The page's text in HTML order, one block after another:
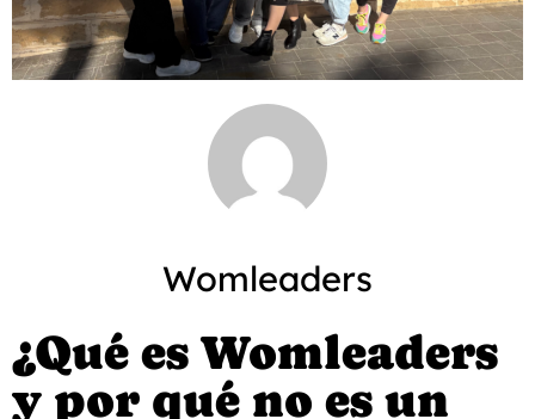
Womleaders
¿Qué es Womleaders
y por qué no es un